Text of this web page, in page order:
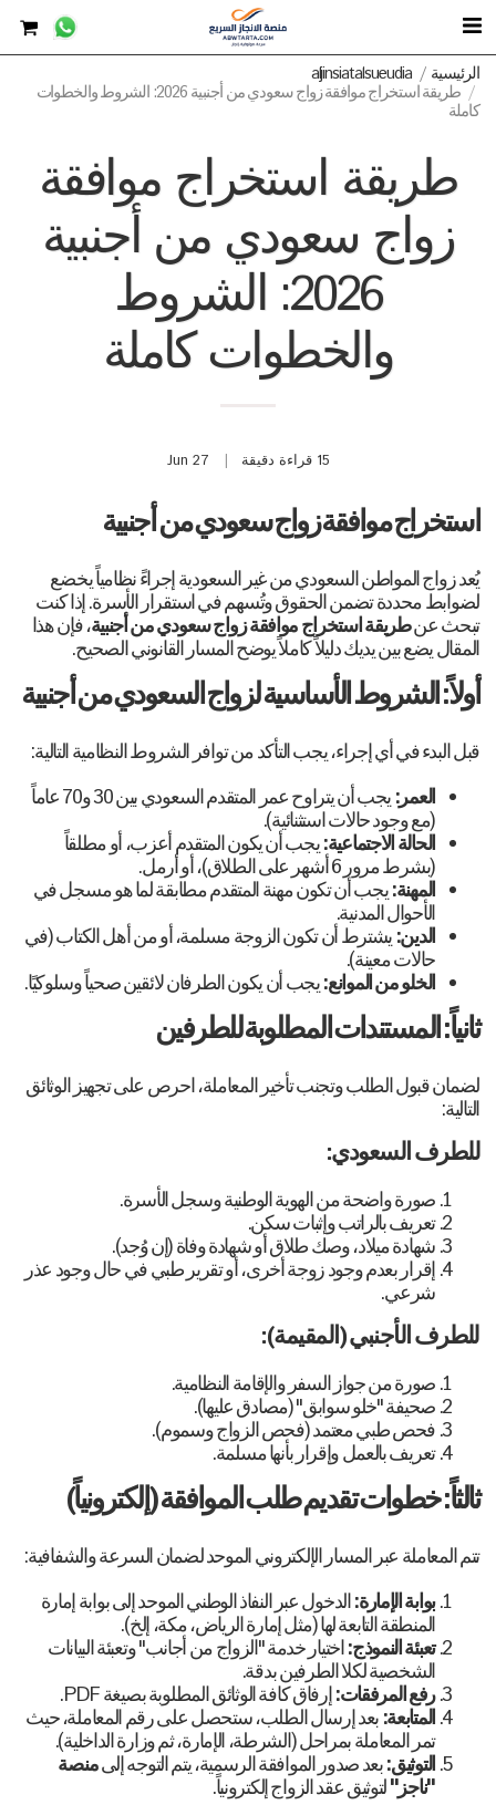
الرئيسية
aljinsiatalsueudia
طريقة استخراج موافقة زواج سعودي من أجنبية 2026: الشروط والخطوات
كاملة
طريقة استخراج موافقة
زواج سعودي من أجنبية
2026: الشروط
والخطوات كاملة
15 قراءة دقيقة 27
Jun
استخراج موافقة زواج سعودي من أجنبية
يُعد زواج المواطن السعودي من غير السعودية إجراءً نظامياً يخضع
لضوابط محددة تضمن الحقوق وتُسهم في استقرار الأسرة. إذا كنت
تبحث عنطريقة استخراج موافقة زواج سعودي من أجنبية، فإن هذا
المقال يضع بين يديك دليلاً كاملاً يوضح المسار القانوني الصحيح.
أولاً: الشروط الأساسية لزواج السعودي من أجنبية
قبل البدء في أي إجراء، يجب التأكد من توافر الشروط النظامية التالية:
العمر:
يجب أن يتراوح عمر المتقدم السعودي بين 30 و70 عاماً
(مع وجود حالات استثنائية).
الحالة الاجتماعية:يجب أن يكون المتقدم أعزب، أو مطلقاً
(بشرط مرور 6 أشهر على الطلاق)، أو أرمل.
المهنة:يجب أن تكون مهنة المتقدم مطابقة لما هو مسجل في
الأحوال المدنية.
الدين:يشترط أن تكون الزوجة مسلمة، أو من أهل الكتاب (في
حالات معينة).
الخلو من الموانع:يجب أن يكون الطرفان لائقين صحياً وسلوكيًا.
ثانياً: المستندات المطلوبة للطرفين
لضمان قبول الطلب وتجنب تأخير المعاملة، احرص على تجهيز الوثائق
التالية:
للطرف السعودي:
صورة واضحة من الهوية الوطنية وسجل الأسرة.
تعريف بالراتب وإثبات سكن.
شهادة ميلاد، وصك طلاق أو شهادة وفاة (إن وُجد).
إقرار بعدم وجود زوجة أخرى، أو تقرير طبي في حال وجود عذر
شرعي.
للطرف الأجنبي (المقيمة):
صورة من جواز السفر والإقامة النظامية.
صحيفة "خلو سوابق" (مصادق عليها).
فحص طبي معتمد (فحص الزواج وسموم).
تعريف بالعمل وإقرار بأنها مسلمة.
ثالثاً: خطوات تقديم طلب الموافقة (إلكترونياً)
تتم المعاملة عبر المسار الإلكتروني الموحد لضمان السرعة والشفافية:
بوابة الإمارة:الدخول عبر النفاذ الوطني الموحد إلى بوابة إمارة
المنطقة التابعة لها (مثل إمارة الرياض، مكة، إلخ).
تعبئة النموذج:اختيار خدمة "الزواج من أجانب" وتعبئة البيانات
الشخصية لكلا الطرفين بدقة.
رفع المرفقات:إرفاق كافة الوثائق المطلوبة بصيغة PDF.
المتابعة:بعد إرسال الطلب، ستحصل على رقم المعاملة، حيث
تمر المعاملة بمراحل (الشرطة، الإمارة، ثم وزارة الداخلية).
التوثيق:بعد صدور الموافقة الرسمية، يتم التوجه إلىمنصة
"ناجز"لتوثيق عقد الزواج إلكترونياً.